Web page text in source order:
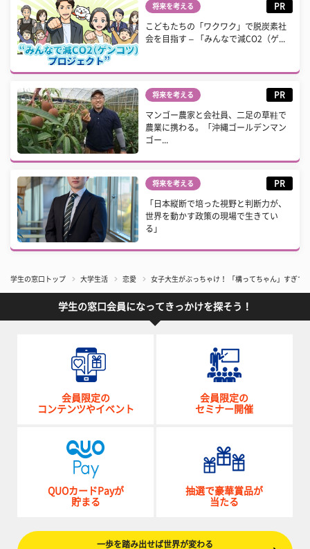
将来を考える PR
こどもたちの「ワクワク」で脱炭素社
会を目指す – 「みんなで減CO2（ゲ...
将来を考える PR
マンゴー農家と会社員、二足の草鞋で
農業に携わる。「沖縄ゴールデンマン
ゴー...
将来を考える PR
「日本縦断で培った視野と判断力が、
世界を動かす政策の現場で生きてい
る」
学生の窓口トップ 大学生活 恋愛 女子大生がぶっちゃけ！ 「構ってちゃん」すぎて
学生の窓口会員になってきっかけを探そう！
会員限定の
コンテンツやイベント
会員限定の
セミナー開催
QUOカードPayが
貯まる
抽選で豪華賞品が
当たる
一歩を踏み出せば世界が変わる